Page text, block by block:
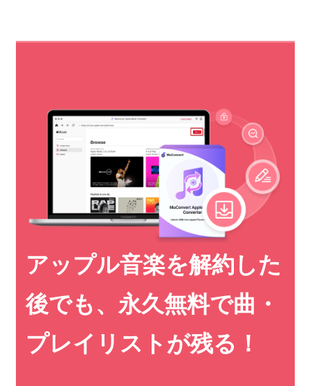
アップル音楽を解約した
後でも、永久無料で曲・
プレイリストが残る！